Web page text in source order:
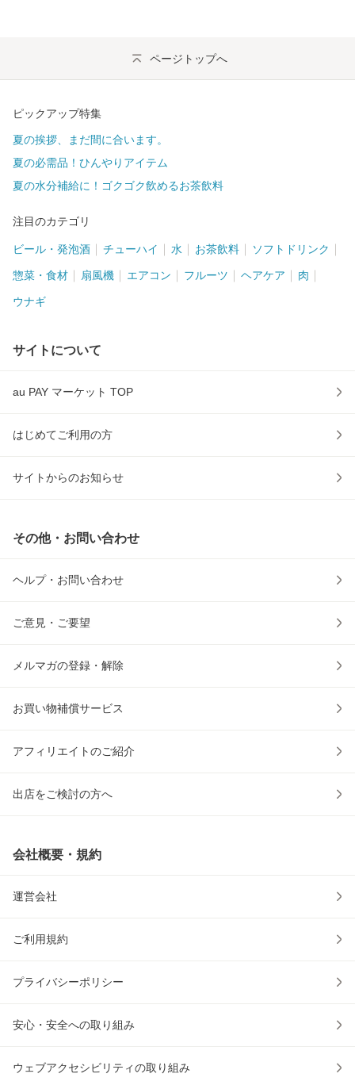
ページトップへ
ピックアップ特集
夏の挨拶、まだ間に合います。
夏の必需品！ひんやりアイテム
夏の水分補給に！ゴクゴク飲めるお茶飲料
注目のカテゴリ
ビール・発泡酒 チューハイ 水 お茶飲料 ソフトドリンク
惣菜・食材 扇風機 エアコン フルーツ ヘアケア 肉
ウナギ
サイトについて
au PAY マーケット TOP
はじめてご利用の方
サイトからのお知らせ
その他・お問い合わせ
ヘルプ・お問い合わせ
ご意見・ご要望
メルマガの登録・解除
お買い物補償サービス
アフィリエイトのご紹介
出店をご検討の方へ
会社概要・規約
運営会社
ご利用規約
プライバシーポリシー
安心・安全への取り組み
ウェブアクセシビリティの取り組み